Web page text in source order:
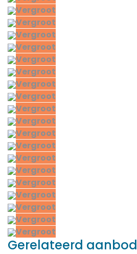
Vergroot
Vergroot
Vergroot
Vergroot
Vergroot
Vergroot
Vergroot
Vergroot
Vergroot
Vergroot
Vergroot
Vergroot
Vergroot
Vergroot
Vergroot
Vergroot
Vergroot
Vergroot
Vergroot
Gerelateerd aanbod